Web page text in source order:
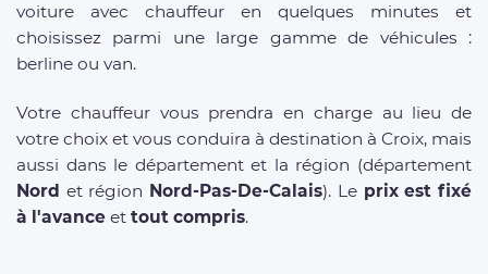
voiture avec chauffeur en quelques minutes et
choisissez parmi une large gamme de véhicules :
berline ou van.
Votre chauffeur vous prendra en charge au lieu de
votre choix et vous conduira à destination à Croix, mais
aussi dans le département et la région (département
Nord et région Nord-Pas-De-Calais). Le prix est fixé
à l'avance et tout compris.